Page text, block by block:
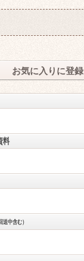
お気に入りに登録
料
送中含む）